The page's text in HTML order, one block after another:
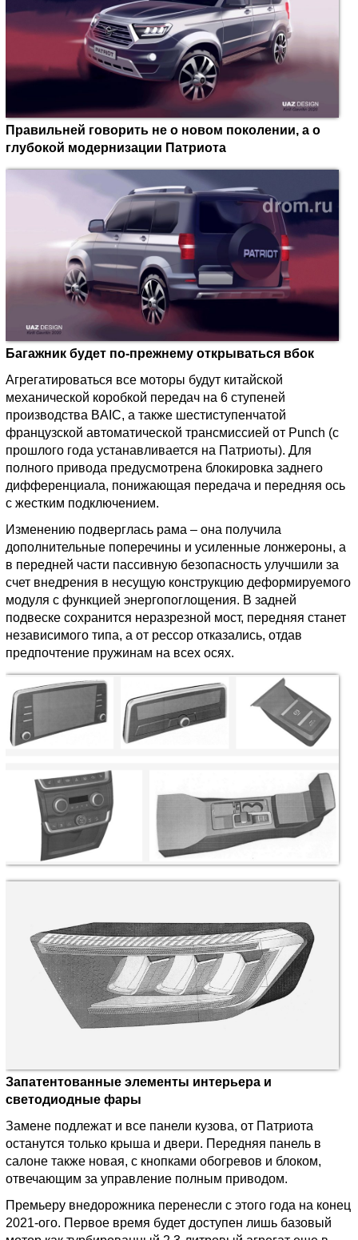
Правильней говорить не о новом поколении, а о
глубокой модернизации Патриота
Багажник будет по-прежнему открываться вбок
Агрегатироваться все моторы будут китайской
механической коробкой передач на 6 ступеней
производства BAIC, а также шестиступенчатой
французской автоматической трансмиссией от Punch (с
прошлого года устанавливается на Патриоты). Для
полного привода предусмотрена блокировка заднего
дифференциала, понижающая передача и передняя ось
с жестким подключением.
Изменению подверглась рама – она получила
дополнительные поперечины и усиленные лонжероны, а
в передней части пассивную безопасность улучшили за
счет внедрения в несущую конструкцию деформируемого
модуля с функцией энергопоглощения. В задней
подвеске сохранится неразрезной мост, передняя станет
независимого типа, а от рессор отказались, отдав
предпочтение пружинам на всех осях.
Запатентованные элементы интерьера и
светодиодные фары
Замене подлежат и все панели кузова, от Патриота
останутся только крыша и двери. Передняя панель в
салоне также новая, с кнопками обогревов и блоком,
отвечающим за управление полным приводом.
Премьеру внедорожника перенесли с этого года на конец
2021-ого. Первое время будет доступен лишь базовый